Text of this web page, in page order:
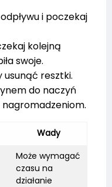
i poczekaj
kolejną
swoje.
usunąć resztki.
do naczyń
Wady
Może wymagać
czasu na
działanie